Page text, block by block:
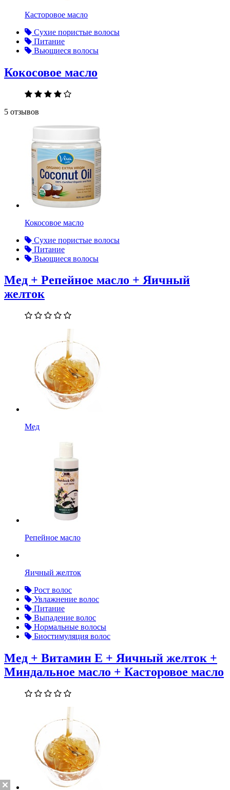
Касторовое масло
Сухие пористые волосы
Питание
Вьющиеся волосы
Кокосовое масло
5 отзывов
Кокосовое масло
Сухие пористые волосы
Питание
Вьющиеся волосы
Мед + Репейное масло + Яичный
желток
Мед
Репейное масло
Яичный желток
Рост волос
Увлажнение волос
Питание
Выпадение волос
Нормальные волосы
Биостимуляция волос
Мед + Витамин Е + Яичный желток +
Миндальное масло + Касторовое масло